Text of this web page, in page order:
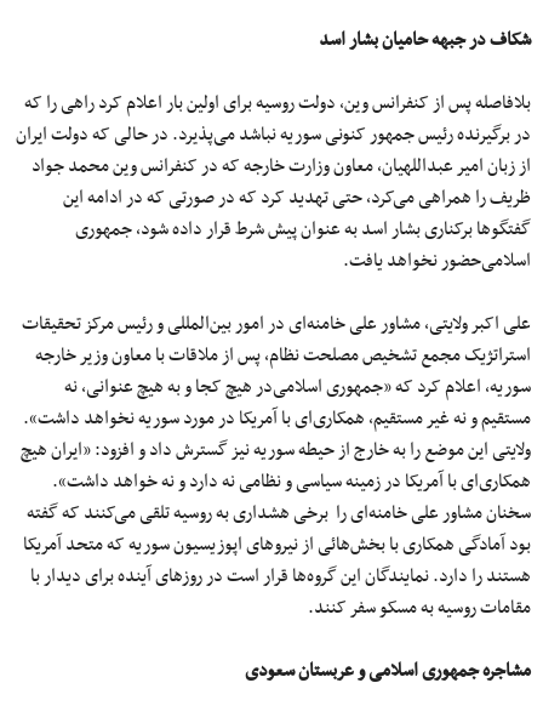
شکاف در جبهه حامیان بشار اسد
بلافاصله پس از کنفرانس وین، دولت روسیه برای اولین بار اعلام کرد راهی را که
در برگیرنده رئیس جمهور کنونی سوریه نباشد می‌پذیرد. در حالی که دولت ایران
از زبان امیر عبداللهیان، معاون وزارت خارجه که در کنفرانس وین محمد جواد
ظریف را همراهی می‌کرد، حتی تهدید کرد که در صورتی که در ادامه این
گفتگوها برکناری بشار اسد به عنوان پیش شرط قرار داده شود، جمهوری
اسلامی‌حضور نخواهد یافت.
علی اکبر ولایتی، مشاور علی خامنه‌ای در امور بین‌المللی و رئیس مرکز تحقیقات
استراتژیک مجمع تشخیص مصلحت نظام، پس از ملاقات با معاون وزیر خارجه
سوریه، اعلام کرد که «جمهوری اسلامی‌در هیچ کجا و به هیچ عنوانی، نه
مستقیم و نه غیر مستقیم، همکاری‌ای با آمریکا در مورد سوریه نخواهد داشت».
ولایتی این موضع را به خارج از حیطه سوریه نیز گسترش داد و افزود: «ایران هیچ
همکاری‌ای با آمریکا در زمینه سیاسی و نظامی ‌نه دارد و نه خواهد داشت».
سخنان مشاور علی خامنه‌ای را برخی هشداری به روسیه تلقی می‌کنند که گفته
بود آمادگی همکاری با بخش‌هائی از نیروهای اپوزیسیون سوریه که متحد آمریکا
هستند را دارد. نمایندگان این گروه‌ها قرار است در روزهای آینده برای دیدار با
مقامات روسیه به مسکو سفر کنند.
مشاجره جمهوری اسلامی و عربستان سعودی